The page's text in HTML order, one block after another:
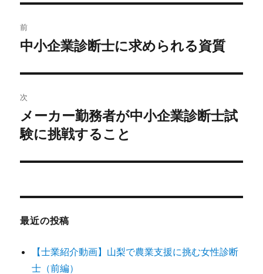
稿
ビ
ゲ
ー
シ
ン
前
前
投
稿:
中小企業診断士に求められる資質
次
次
の
稿:
メーカー勤務者が中小企業診断士試
験に挑戦すること
最近の投稿
【士業紹介動画】山梨で農業支援に挑む女性診断
士（前編）